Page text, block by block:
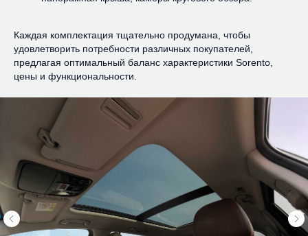
Каждая комплектация тщательно продумана, чтобы
удовлетворить потребности различных покупателей,
предлагая оптимальный баланс характеристики Sorento,
цены и функциональности.